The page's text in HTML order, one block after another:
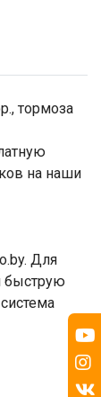
тормоза
на наши
Для
быструю